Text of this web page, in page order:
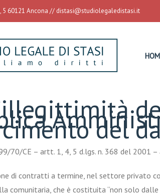
5 60121 Ancona // distasi@studiolegaledistasi.it
del
70/CE – artt. 1, 4, 5 d.lgs. n. 368 del 2001
di contratti a termine, nel settore privato
comunitaria, che è costituita “non solo